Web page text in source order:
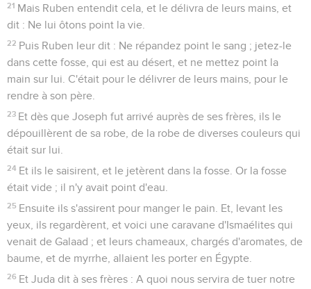
21 Mais Ruben entendit cela, et le délivra de leurs mains, et
dit : Ne lui ôtons point la vie.
22 Puis Ruben leur dit : Ne répandez point le sang ; jetez-le
dans cette fosse, qui est au désert, et ne mettez point la
main sur lui. C'était pour le délivrer de leurs mains, pour le
rendre à son père.
23 Et dès que Joseph fut arrivé auprès de ses frères, ils le
dépouillèrent de sa robe, de la robe de diverses couleurs qui
était sur lui.
24 Et ils le saisirent, et le jetèrent dans la fosse. Or la fosse
était vide ; il n'y avait point d'eau.
25 Ensuite ils s'assirent pour manger le pain. Et, levant les
yeux, ils regardèrent, et voici une caravane d'Ismaélites qui
venait de Galaad ; et leurs chameaux, chargés d'aromates, de
baume, et de myrrhe, allaient les porter en Égypte.
26 Et Juda dit à ses frères : A quoi nous servira de tuer notre